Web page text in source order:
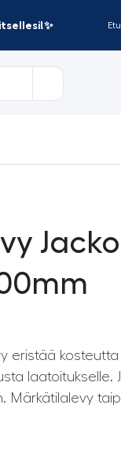
eristää
laatoitukselle.
Märkätilalevy